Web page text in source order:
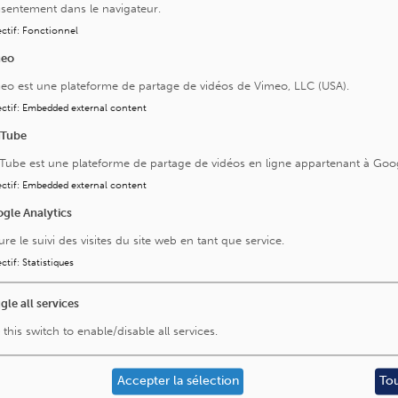
d’organes, Service de Chirurgie et Transplantation
Cliniques universitaires Saint-Luc, Bruxelles (2025–2026).
catholique de Louvain en 2019, puis Médecin
belge depuis octobre 2025.
générale, digestive et de transplantations hépatiques
Hôpital de la Croix-Rousse, Hospices Civils de Lyon
hépato-biliaire et pancréatique (Université Paris-
Bernard Lyon 1, 2023). Formation théorique en
(2025).
et référence
dans le navigateur.
: Fonctionnel
est une plateforme de partage de vidéos de Vimeo, LLC (USA).
: Embedded external content
est une plateforme de partage de vidéos en ligne appartenant à
: Embedded external content
Analytics
le suivi des visites du site web en tant que service.
: Statistiques
all services
this switch to enable/disable all services.
Accepter la sélection